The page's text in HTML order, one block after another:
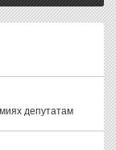
депутатам